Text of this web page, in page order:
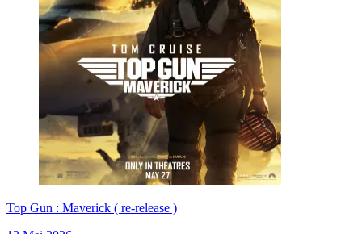
Top Gun : Maverick ( re-release )